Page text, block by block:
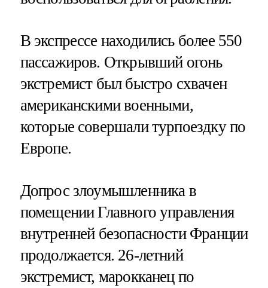
В экспрессе находились более 550
пассажиров. Открывший огонь
экстремист был быстро схвачен
американскими военными,
которые совершали турпоездку по
Европе.
Допрос злоумышленника в
помещении Главного управления
внутренней безопасности Франции
продолжается. 26-летний
экстремист, марокканец по